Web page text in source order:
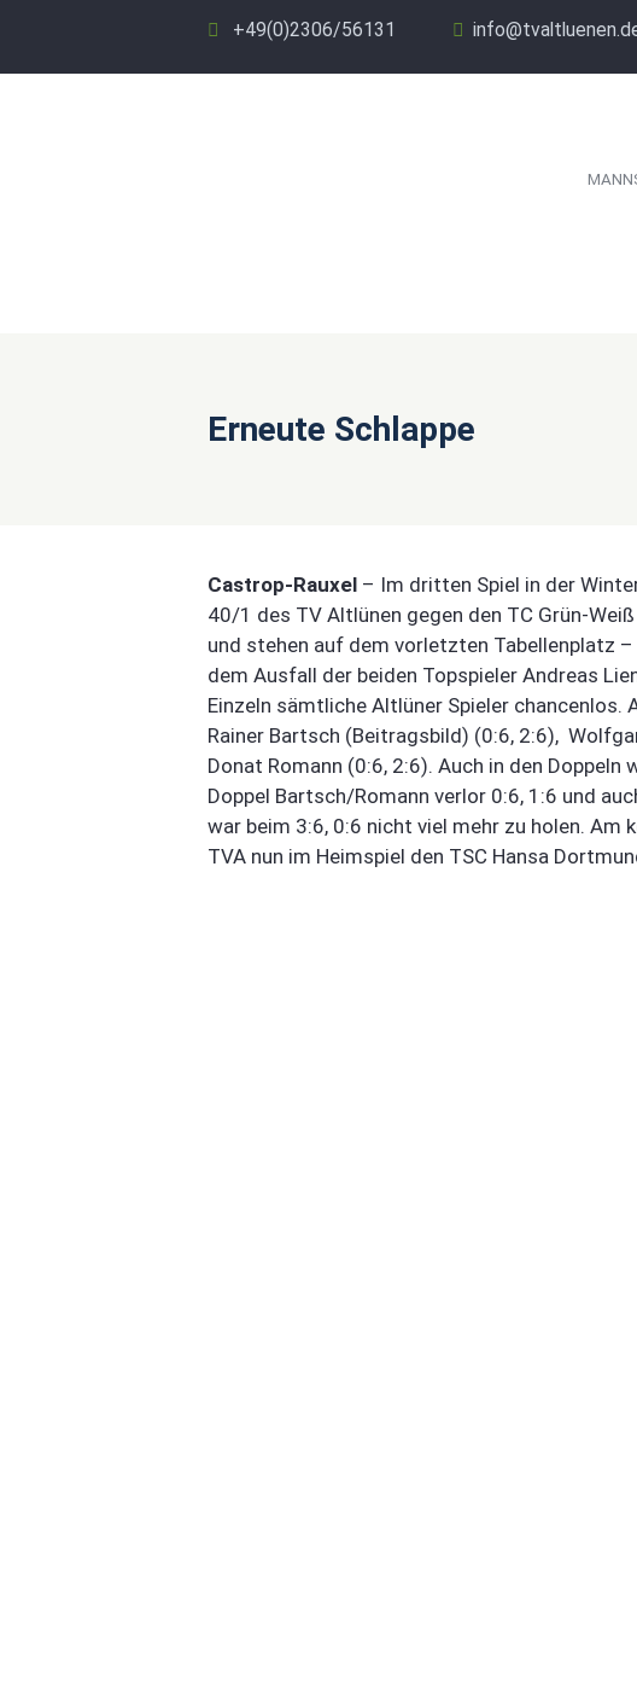
+49(0)2306/56131
Erneute Schlappe
Castrop-Rauxel – Im dritten Spiel in der
40/1 des TV Altlünen gegen den TC Grün-
und stehen auf dem vorletzten Tabellenplatz
dem Ausfall der beiden Topspieler Andreas
Einzeln sämtliche Altlüner Spieler chancenlos.
Rainer Bartsch (Beitragsbild) (0:6, 2:6),
Donat Romann (0:6, 2:6). Auch in den Doppeln
Doppel Bartsch/Romann verlor 0:6, 1:6 und
war beim 3:6, 0:6 nicht viel mehr zu holen.
TVA nun im Heimspiel den TSC Hansa